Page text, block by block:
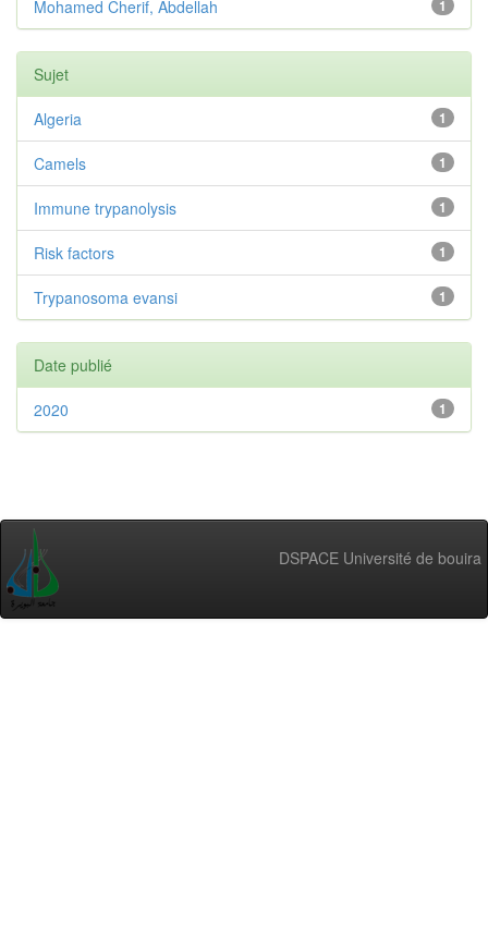
1
Mohamed Cherif, Abdellah
Sujet
1
Algeria
1
Camels
1
Immune trypanolysis
1
Risk factors
1
Trypanosoma evansi
Date publié
1
2020
DSPACE Université de bouira